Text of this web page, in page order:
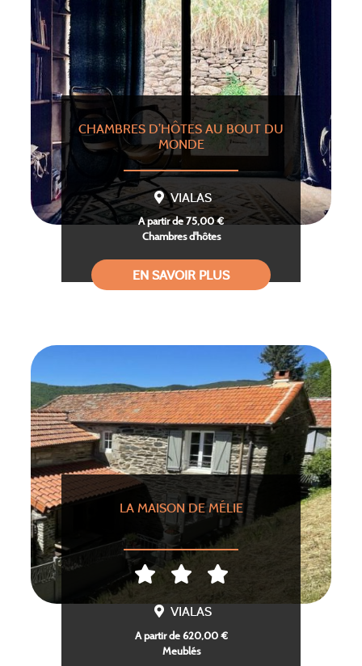
CHAMBRES D’HÔTES AU BOUT DU
MONDE
VIALAS
A partir de 75,00 €
Chambres d'hôtes
EN SAVOIR PLUS
LA MAISON DE MÉLIE
VIALAS
A partir de 620,00 €
Meublés